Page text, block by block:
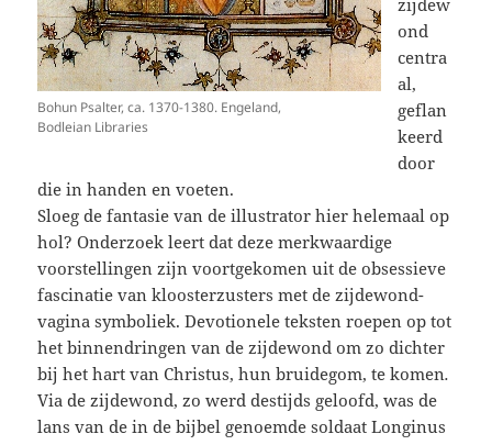
Bohun Psalter, ca. 1370-1380. Engeland,
Bodleian Libraries
zijdew
ond
centra
al,
geflan
keerd
door
die in handen en voeten.
Sloeg de fantasie van de illustrator hier helemaal op
hol? Onderzoek leert dat deze merkwaardige
voorstellingen zijn voortgekomen uit de obsessieve
fascinatie van kloosterzusters met de zijdewond-
vagina symboliek. Devotionele teksten roepen op tot
het binnendringen van de zijdewond om zo dichter
bij het hart van Christus, hun bruidegom, te komen.
Via de zijdewond, zo werd destijds geloofd, was de
lans van de in de bijbel genoemde soldaat Longinus